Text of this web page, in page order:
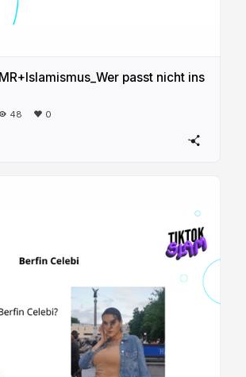
passt nicht ins
48 0